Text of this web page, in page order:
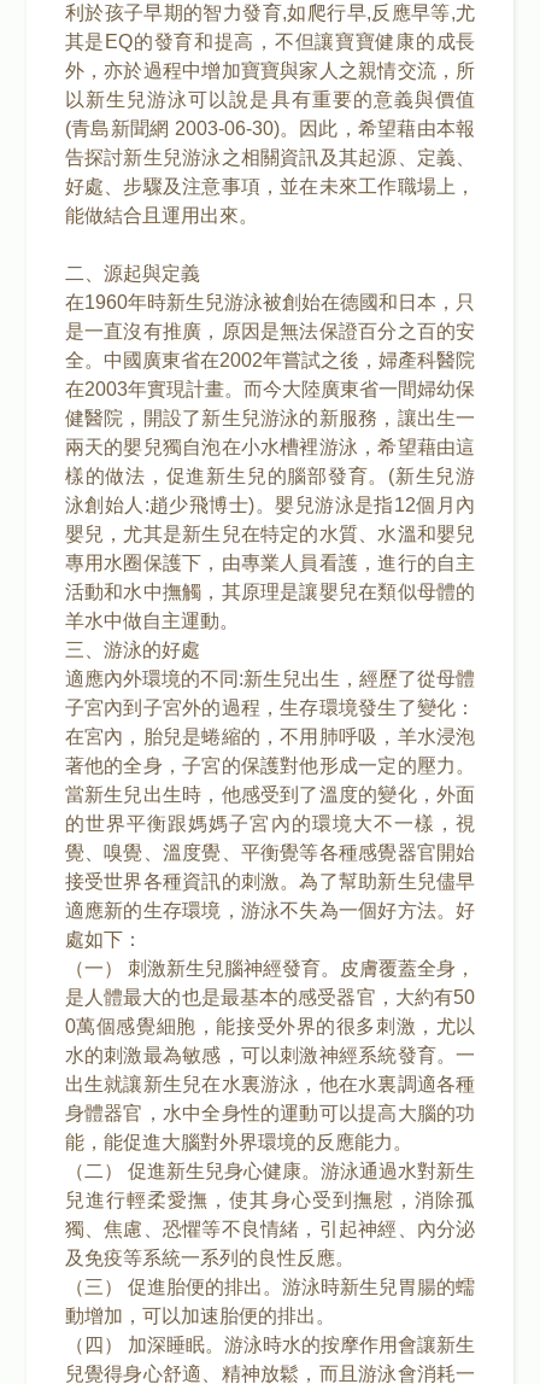
利於孩子早期的智力發育,如爬行早,反應早等,尤
其是EQ的發育和提高，不但讓寶寶健康的成長
外，亦於過程中增加寶寶與家人之親情交流，所
以新生兒游泳可以說是具有重要的意義與價值
(青島新聞網 2003-06-30)。因此，希望藉由本報
告探討新生兒游泳之相關資訊及其起源、定義、
好處、步驟及注意事項，並在未來工作職場上，
能做結合且運用出來。
二、源起與定義
在1960年時新生兒游泳被創始在德國和日本，只
是一直沒有推廣，原因是無法保證百分之百的安
全。中國廣東省在2002年嘗試之後，婦產科醫院
在2003年實現計畫。而今大陸廣東省一間婦幼保
健醫院，開設了新生兒游泳的新服務，讓出生一
兩天的嬰兒獨自泡在小水槽裡游泳，希望藉由這
樣的做法，促進新生兒的腦部發育。(新生兒游
泳創始人:趙少飛博士)。嬰兒游泳是指12個月內
嬰兒，尤其是新生兒在特定的水質、水溫和嬰兒
專用水圈保護下，由專業人員看護，進行的自主
活動和水中撫觸，其原理是讓嬰兒在類似母體的
羊水中做自主運動。
三、游泳的好處
適應內外環境的不同:新生兒出生，經歷了從母體
子宮內到子宮外的過程，生存環境發生了變化：
在宮內，胎兒是蜷縮的，不用肺呼吸，羊水浸泡
著他的全身，子宮的保護對他形成一定的壓力。
當新生兒出生時，他感受到了溫度的變化，外面
的世界平衡跟媽媽子宮內的環境大不一樣，視
覺、嗅覺、溫度覺、平衡覺等各種感覺器官開始
接受世界各種資訊的刺激。為了幫助新生兒儘早
適應新的生存環境，游泳不失為一個好方法。好
處如下：
（一） 刺激新生兒腦神經發育。皮膚覆蓋全身，
是人體最大的也是最基本的感受器官，大約有50
0萬個感覺細胞，能接受外界的很多刺激，尤以
水的刺激最為敏感，可以刺激神經系統發育。一
出生就讓新生兒在水裏游泳，他在水裏調適各種
身體器官，水中全身性的運動可以提高大腦的功
能，能促進大腦對外界環境的反應能力。
（二） 促進新生兒身心健康。游泳通過水對新生
兒進行輕柔愛撫，使其身心受到撫慰，消除孤
獨、焦慮、恐懼等不良情緒，引起神經、內分泌
及免疫等系統一系列的良性反應。
（三） 促進胎便的排出。游泳時新生兒胃腸的蠕
動增加，可以加速胎便的排出。
（四） 加深睡眠。游泳時水的按摩作用會讓新生
兒覺得身心舒適、精神放鬆，而且游泳會消耗一